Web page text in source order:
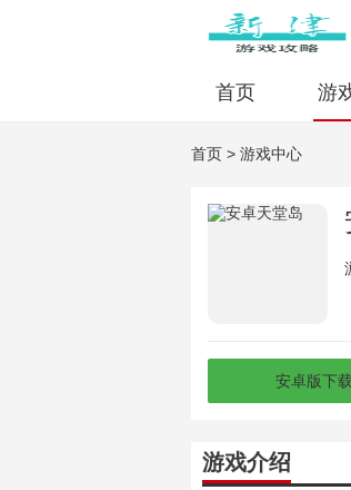
首页 游
首页 > 游戏中心
安卓版下载
游戏介绍